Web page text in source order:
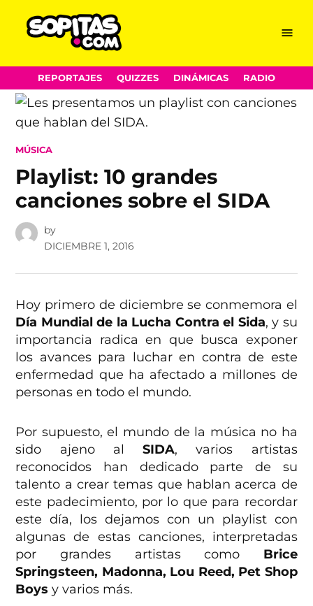
Skip
to
content
Menu
REPORTAJES QUIZZES DINÁMICAS RADIO
POSTED
MÚSICA
Playlist: 10 grandes
canciones sobre el SIDA
by
DICIEMBRE 1, 2016
Hoy primero de diciembre se conmemora el
Día Mundial de la Lucha Contra el Sida, y su
importancia radica en que busca exponer
los avances para luchar en contra de este
enfermedad que ha afectado a millones de
personas en todo el mundo.
Por supuesto, el mundo de la música no ha
sido ajeno alSIDA, varios artistas
reconocidos han dedicado parte de su
talento a crear temas que hablan acerca de
este padecimiento, por lo que para recordar
este día, los dejamos con un playlist con
algunas de estas canciones, interpretadas
por grandes artistas como Brice
Springsteen, Madonna, Lou Reed, Pet Shop
Boys y varios más.